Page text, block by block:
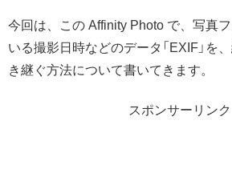
今回は、この Affinity Photo で、写真
いる撮影日時などのデータ「EXIF」を
き継ぐ方法について書いてきます。
スポンサーリンク